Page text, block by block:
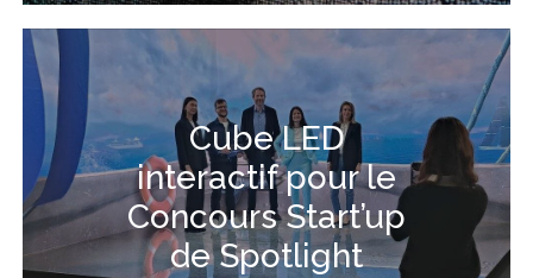
Cube LED
interactif pour le
Concours Start’up
de Spotlight